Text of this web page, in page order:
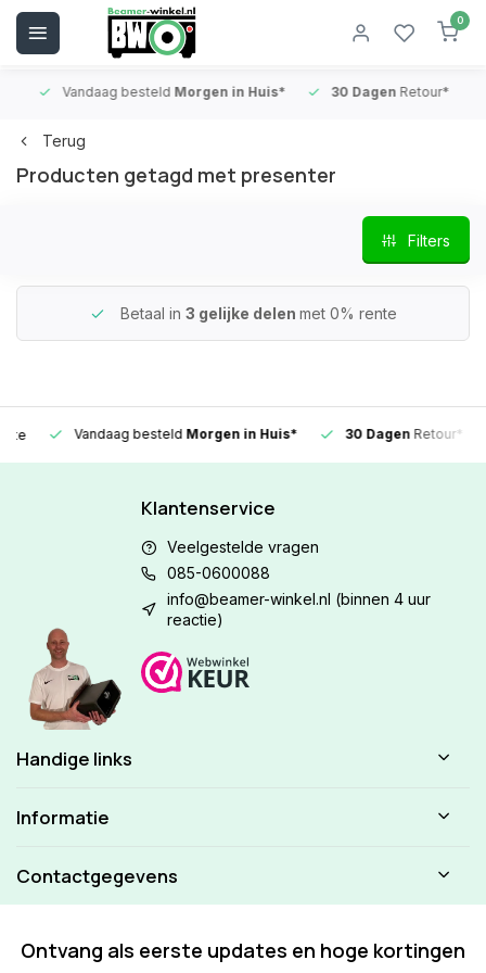
0
Vandaag besteldMorgen in Huis* 30 DagenRetour*
Terug
Producten getagd met presenter
Filters
Betaal in 3 gelijke delen met 0% rente
Vandaag besteldMorgen in Huis* 30 DagenRetour*
Klantenservice
Veelgestelde vragen
085-0600088
info@beamer-winkel.nl (binnen 4 uur
reactie)
Handige links
Informatie
Contactgegevens
Ontvang als eerste updates en hoge kortingen